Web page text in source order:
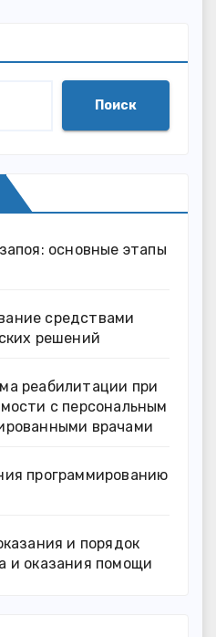
Поиск
основные этапы
средствами
решений
реабилитации при
с персональным
врачами
программированию
и порядок
и оказания помощи